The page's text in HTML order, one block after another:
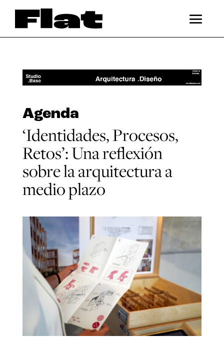
Agenda
‘Identidades, Procesos,
Retos’: Una reflexión
sobre la arquitectura a
medio plazo